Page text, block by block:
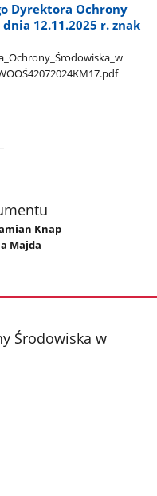
Dyrektora Ochrony
12.11.2025 r. znak
Knap
Majda
Środowiska w